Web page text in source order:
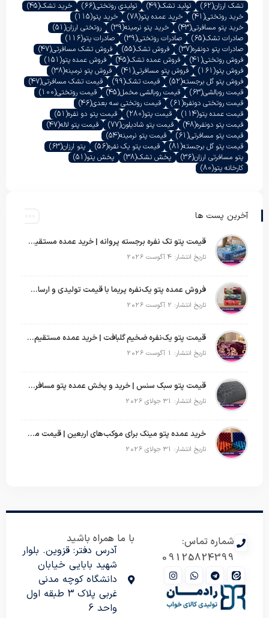
تشک ارزان(62) تولید تشک(49) تولیدی روتختی(66) خرید تشک(45)
خرید روتختی(41) خرید عمده پتو(78) خرید پتو(115)
خرید پتو مسافرتی(43) خرید پتو نرمینه(39) روتختی ارزان(51)
صادرات تشک(65) صادرات روتختی(39) صادرات پتو(116)
صادرات پتو دونفره(37) فروش تشک(55) فروش تشک مسافرتی(47)
فروش روتختی(41) فروش عمده تشک(45) فروش عمده پتو(151)
فروش پتو(161) فروش پتو مسافرتی(41) فروش پتو نرمینه(38)
فروش پتو گل برجسته(52) قیمت تشک(99) قیمت تشک مسافرتی(47)
قیمت روبالشی(63) قیمت روبالشی مخمل(45) قیمت روتختی(100)
قیمت روتختی دونفره(61) قیمت روتختی سه بعدی(46)
قیمت عمده پتو(114) قیمت پتو(280) قیمت پتو دو نفره(51)
قیمت پتو دونفره(48) قیمت پتو شادیلون(77) قیمت پتو لاله(47)
قیمت پتو مسافرتی(61) قیمت پتو نرمینه(54)
قیمت پتو گل برجسته(81) قیمت پتو یک نفره(56) پتو ارزان(63)
پتو مسافرتی ارزان(36) پخش تشک(38) پخش پتو(51)
کارخانه پتو(80)
آخرین پست ها
قیمت پتو تک نفره برجسته پروانه | خرید عمده مستقیم با بهترین قیمت بازار
تاریخ انتشار: 4 آگوست 2026
فروش عمده پتو یک‌نفره پریما با قیمت تولیدی و ارسال به سراسر کشور
تاریخ انتشار: 2 آگوست 2026
قیمت پتو یک‌نفره ضخیم گلبافت | خرید عمده مستقیم با بهترین قیمت
تاریخ انتشار: 1 آگوست 2026
قیمت پتو سبک سنس | خرید و پخش عمده پتو مسافرتی Sense
تاریخ انتشار: 31 جولای 2026
خرید عمده پتو مینک برای موکب‌های اربعین | قیمت مناسب و ارسال سریع
تاریخ انتشار: 31 جولای 2026
شماره تماس:
09125824399
با ما همراه باشید
آدرس دفتر: قزوین. بلوار
شهید بابایی خیابان
دانشگاه کوچه مدنی
غربی پلاک 3 طبقه اول
واحد 6